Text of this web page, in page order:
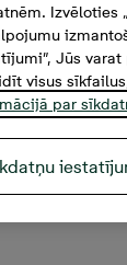
Izvēloties
Jūs
visus
par